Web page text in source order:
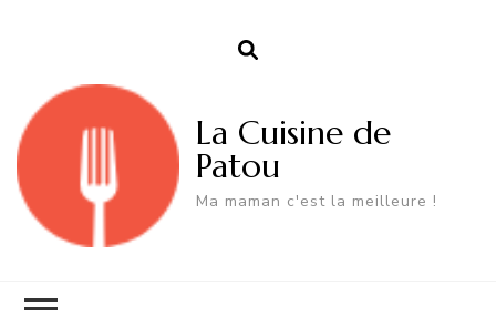
La Cuisine de
Patou
Ma maman c'est la meilleure !